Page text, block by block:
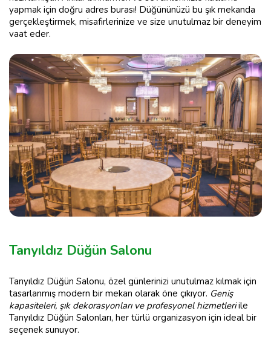
yapmak için doğru adres burası! Düğününüzü bu şık mekanda
gerçekleştirmek, misafirlerinize ve size unutulmaz bir deneyim
vaat eder.
Tanyıldız Düğün Salonu
Tanyıldız Düğün Salonu, özel günlerinizi unutulmaz kılmak için
tasarlanmış modern bir mekan olarak öne çıkıyor. Geniş
kapasiteleri, şık dekorasyonları ve profesyonel hizmetleriile
Tanyıldız Düğün Salonları, her türlü organizasyon için ideal bir
seçenek sunuyor.